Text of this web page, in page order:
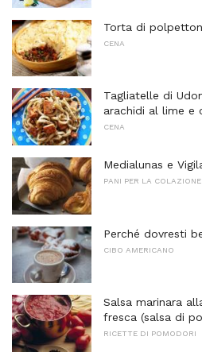
Torta di
CENA
Tagliatelle di
arachidi al lime e
CENA
Medialunas e
PANI PER LA COLAZIONE
Perché dovresti
CIBO AMERICANO
Salsa marinara
fresca (salsa di
RICETTE DI POMODORI